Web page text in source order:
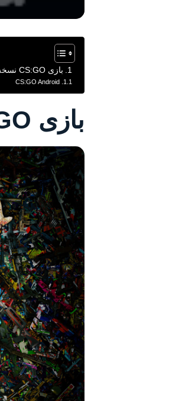
بازی CS:GO نسخه ی اندروید
CS:GO Android
بازی CS:GO نسخه ی اندروید